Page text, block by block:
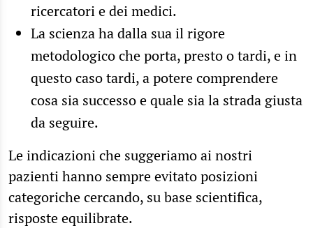
ricercatori e dei medici.
La scienza ha dalla sua il rigore
metodologico che porta, presto o tardi, e in
questo caso tardi, a potere comprendere
cosa sia successo e quale sia la strada giusta
da seguire.
Le indicazioni che suggeriamo ai nostri
pazienti hanno sempre evitato posizioni
categoriche cercando, su base scientifica,
risposte equilibrate.